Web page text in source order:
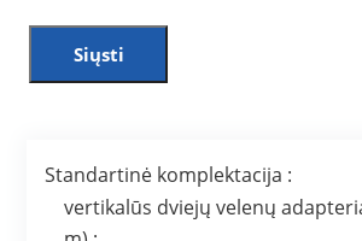
Siųsti
Standartinė komplektacija :
vertikalūs dviejų velenų